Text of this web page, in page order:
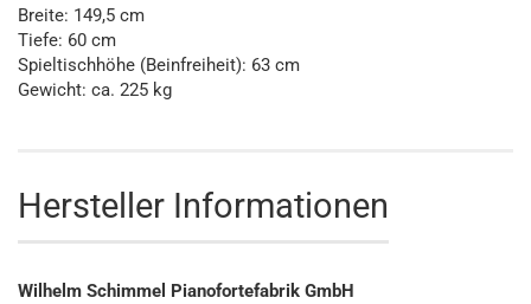
Breite: 149,5 cm
Tiefe: 60 cm
Spieltischhöhe (Beinfreiheit): 63 cm
Gewicht: ca. 225 kg
Hersteller Informationen
Wilhelm Schimmel Pianofortefabrik GmbH